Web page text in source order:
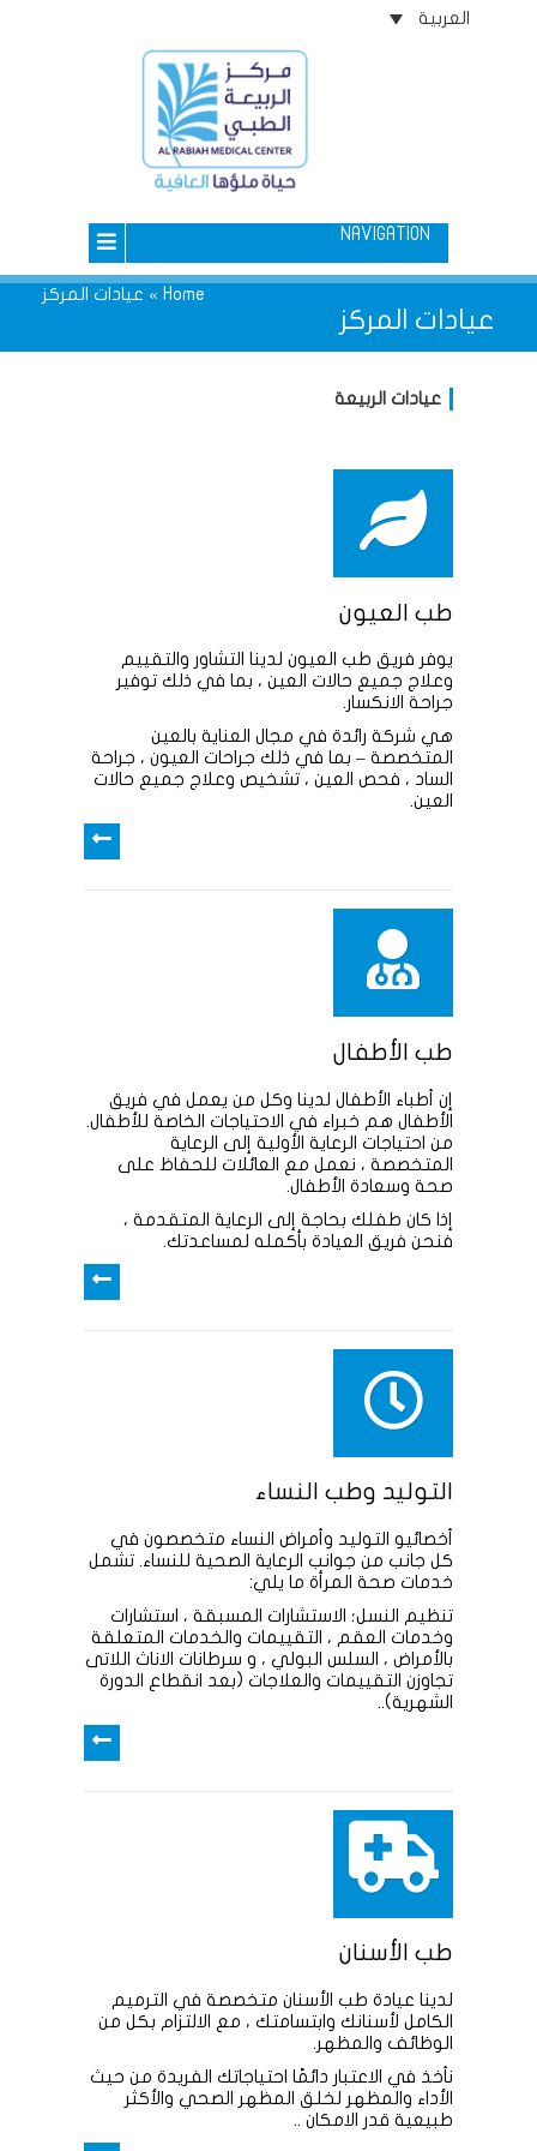
العربية
NAVIGATION
عيادات المركز
Home
» عيادات المركز
عيادات الربيعة
طب العيون
يوفر فريق طب العيون لدينا التشاور والتقييم
وعلاج جميع حالات العين ، بما في ذلك توفير
جراحة الانكسار.
هي شركة رائدة في مجال العناية بالعين
المتخصصة – بما في ذلك جراحات العيون ، جراحة
الساد ، فحص العين ، تشخيص وعلاج جميع حالات
العين.
طب الأطفال
إن أطباء الأطفال لدينا وكل من يعمل في فريق
الأطفال هم خبراء في الاحتياجات الخاصة للأطفال.
من احتياجات الرعاية الأولية إلى الرعاية
المتخصصة ، نعمل مع العائلات للحفاظ على
صحة وسعادة الأطفال.
إذا كان طفلك بحاجة إلى الرعاية المتقدمة ،
فنحن فريق العيادة بأكمله لمساعدتك.
التوليد وطب النساء
أخصائيو التوليد وأمراض النساء متخصصون في
كل جانب من جوانب الرعاية الصحية للنساء. تشمل
خدمات صحة المرأة ما يلي:
تنظيم النسل؛ الاستشارات المسبقة ، استشارات
وخدمات العقم ، التقييمات والخدمات المتعلقة
بالأمراض ، السلس البولي ، و سرطانات الاناث اللاتى
تجاوزن التقييمات والعلاجات (بعد انقطاع الدورة
الشهرية)..
طب الأسنان
لدينا عيادة طب الأسنان متخصصة في الترميم
الكامل لأسنانك وابتسامتك ، مع الالتزام بكل من
الوظائف والمظهر.
نأخذ في الاعتبار دائمًا احتياجاتك الفريدة من حيث
الأداء والمظهر لخلق المظهر الصحي والأكثر
طبيعية قدر الامكان ..